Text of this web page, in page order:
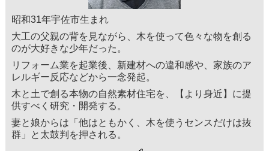
昭和31年宇佐市生まれ
大工の父親の背を見ながら、木を使って色々な物を創る
のが大好きな少年だった。
リフォーム業を起業後、新建材への違和感や、家族のア
レルギー反応などから一念発起。
木と土で創る本物の自然素材住宅を、【より身近】に提
供すべく研究・開発する。
妻と娘からは「他はともかく、木を使うセンスだけは抜
群」と太鼓判を押される。